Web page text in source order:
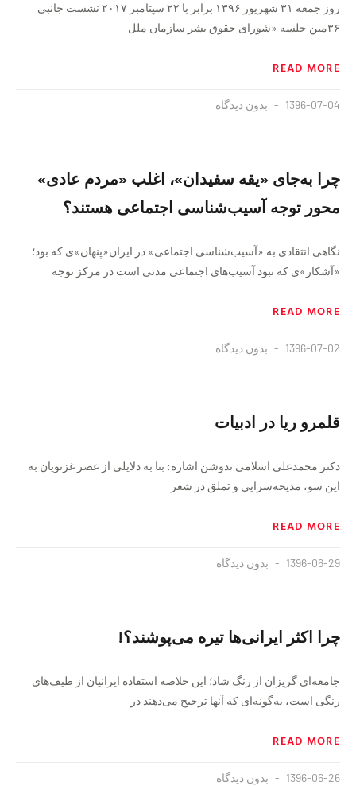
روز جمعه ۳۱ شهریور ۱۳۹۶ برابر با ۲۲ سپتامبر ۲۰۱۷ نشست جانبی
۳۶مین جلسه «شورای حقوق بشر سازمان ملل
READ MORE
1396-07-04 بدون دیدگاه
چرا به‌جای «یقه سفیدان»، اغلب «مردم عادی»
محور توجه آسیب‌شناسی اجتماعی هستند؟
نگاهی انتقادی به «آسیب‌شناسی اجتماعی» در ایران«پنهان»ی که بود؛
«آشکار»ی که نبود آسیب‌های اجتماعی مدتی است در مرکز توجه
READ MORE
1396-07-02 بدون دیدگاه
قلمرو ریا در ادبیات
دکتر محمدعلی اسلامی ندوشن اشاره: بنا به دلایلی از عصر غزنویان به
این سو، مدیحه‌سرایی و تملق در شعر
READ MORE
1396-06-29 بدون دیدگاه
چرا اکثر ایرانی‌ها تیره می‌پوشند؟!
جامعه‌ای گریزان از رنگ شاد؛ این خلاصه استفاده ایرانیان از طیف‌های
رنگی است، به‌گونه‌ای که آنها ترجیح می‌دهند در
READ MORE
1396-06-26 بدون دیدگاه